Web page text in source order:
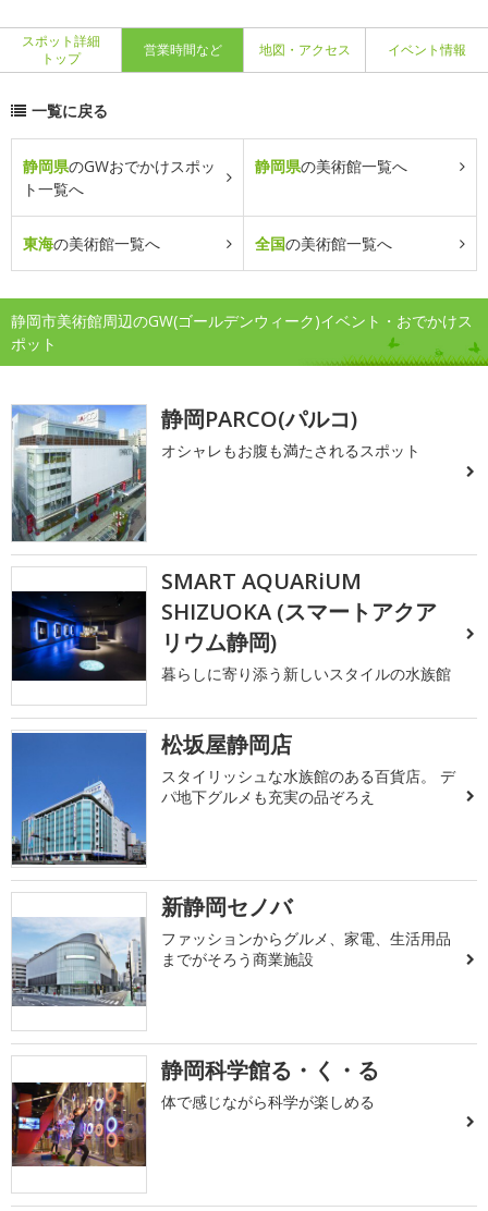
スポット詳細
トップ
営業時間など 地図・アクセス イベント情報
一覧に戻る
静岡県のGWおでかけスポッ
ト一覧へ
静岡県の美術館一覧へ
東海の美術館一覧へ 全国の美術館一覧へ
静岡市美術館周辺のGW(ゴールデンウィーク)イベント・おでかけス
ポット
静岡PARCO(パルコ)
オシャレもお腹も満たされるスポット
SMART AQUARiUM
SHIZUOKA (スマートアクア
リウム静岡)
暮らしに寄り添う新しいスタイルの水族館
松坂屋静岡店
スタイリッシュな水族館のある百貨店。 デ
パ地下グルメも充実の品ぞろえ
新静岡セノバ
ファッションからグルメ、家電、生活用品
までがそろう商業施設
静岡科学館る・く・る
体で感じながら科学が楽しめる